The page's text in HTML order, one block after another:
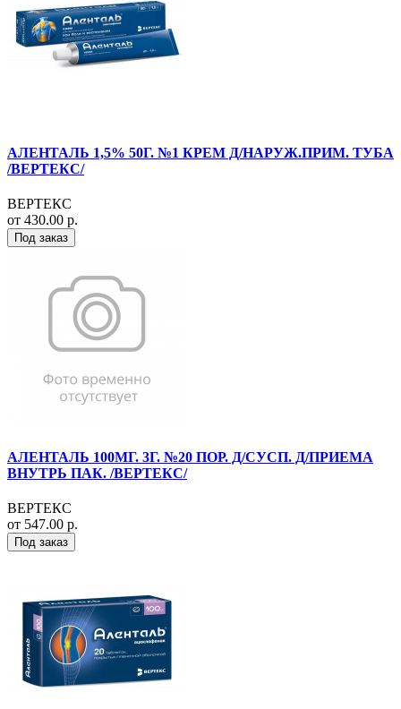
АЛЕНТАЛЬ 1,5% 50Г. №1 КРЕМ Д/НАРУЖ.ПРИМ. ТУБА
/ВЕРТЕКС/
ВЕРТЕКС
от 430.00 р.
Под заказ
АЛЕНТАЛЬ 100МГ. 3Г. №20 ПОР. Д/СУСП. Д/ПРИЕМА
ВНУТРЬ ПАК. /ВЕРТЕКС/
ВЕРТЕКС
от 547.00 р.
Под заказ